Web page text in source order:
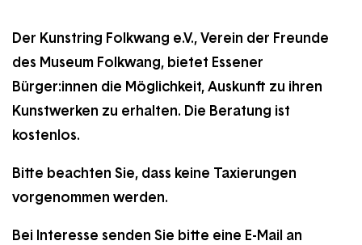
Der Kunstring Folkwang e.V., Verein der Freunde
des Museum Folkwang, bietet Essener
Bürger:innen die Möglichkeit, Auskunft zu ihren
Kunstwerken zu erhalten. Die Beratung ist
kostenlos.
Bitte beachten Sie, dass keine Taxierungen
vorgenommen werden.
Bei Interesse senden Sie bitte eine E-Mail an